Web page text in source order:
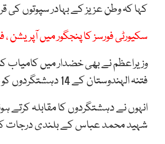
کہا کہ وطن عزیز کے بہادر سپوتوں کی
سکیورٹی فورسز کا پنجگور میں آپریشن ، فتنہ
وزیراعظم نے بھی خضدار میں کامیاب
فتنہ الہندوستان کے 14 دہشتگردوں کو ہلاک کرنے پر سیکیورٹی فورسز کی پزیرائی کی۔
انہوں نے دہشتگردوں کا مقابلہ کرتے
شہید محمد عباس کے بلندی درجات